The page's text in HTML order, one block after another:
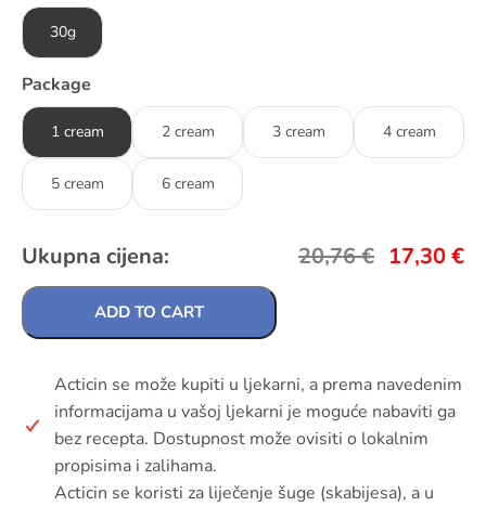
30g
Package
1 cream 2 cream 3 cream 4 cream
5 cream 6 cream
Ukupna cijena: 20,76€ 17,30€
ADD TO CART
Acticin se može kupiti u ljekarni, a prema navedenim
informacijama u vašoj ljekarni je moguće nabaviti ga
bez recepta. Dostupnost može ovisiti o lokalnim
propisima i zalihama.
Acticin se koristi za liječenje šuge (skabijesa), a u